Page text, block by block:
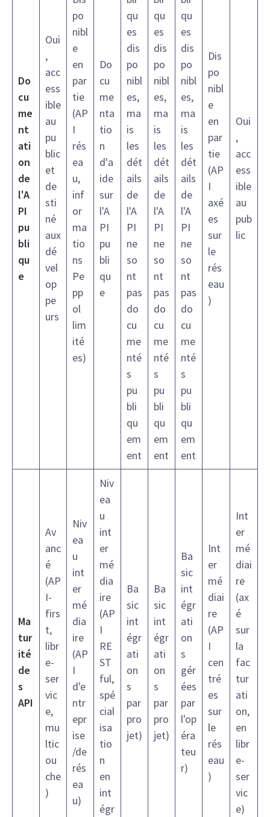
Do
cu
me
nt
ati
on
de
l'A
PI
pu
bli
qu
e
Oui
,
acc
ess
ible
au
pu
blic
et
de
sti
né
aux
dé
vel
op
pe
urs
po
nibl
e
en
par
tie
(AP
I
rés
ea
u,
inf
or
ma
tio
ns
Pe
pp
ol
lim
ité
es)
Do
cu
me
nta
tio
n
d'a
ide
sur
l'A
PI
pu
bli
qu
e
qu
es
dis
po
nibl
es,
ma
is
les
dét
ails
de
l'A
PI
ne
so
nt
pas
do
cu
me
nté
s
pu
bli
qu
em
ent
qu
es
dis
po
nibl
es,
ma
is
les
dét
ails
de
l'A
PI
ne
so
nt
pas
do
cu
me
nté
s
pu
bli
qu
em
ent
qu
es
dis
po
nibl
es,
ma
is
les
dét
ails
de
l'A
PI
ne
so
nt
pas
do
cu
me
nté
s
pu
bli
qu
em
ent
Dis
po
nibl
e
en
par
tie
(AP
I
axé
es
sur
le
rés
eau
)
Oui
,
acc
ess
ible
au
pub
lic
Ma
tur
ité
de
s
API
Av
anc
é
(AP
I-
firs
t,
libr
e-
ser
vic
e,
mu
ltic
ou
che
)
Niv
ea
u
int
er
mé
dia
ire
(AP
I
d'e
ntr
epr
ise
/de
rés
ea
u)
Niv
ea
u
int
er
mé
dia
ire
(AP
I
RE
ST
ful,
spé
cial
isa
tio
n
en
int
égr
Ba
sic
int
égr
ati
on
s
par
pro
jet)
Ba
sic
int
égr
ati
on
s
par
pro
jet)
Ba
sic
int
égr
ati
on
s
gér
ées
par
l'op
éra
teu
r)
Int
er
mé
diai
re
(AP
I
cen
tré
es
sur
le
rés
eau
)
Int
er
mé
diai
re
(ax
é
sur
la
fac
tur
ati
on,
en
libr
e-
ser
vic
e)